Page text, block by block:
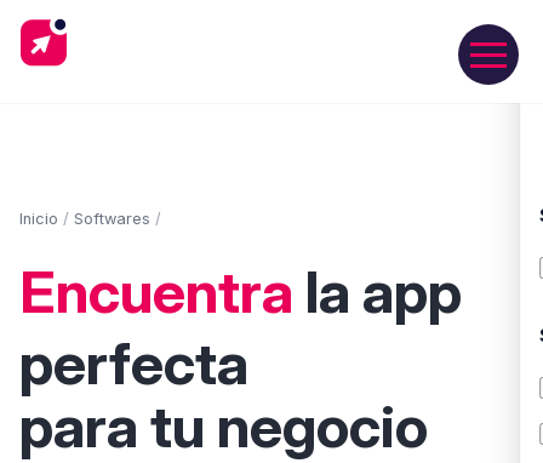
Inicio / Softwares /
Encuentra la app
perfecta
para tu negocio